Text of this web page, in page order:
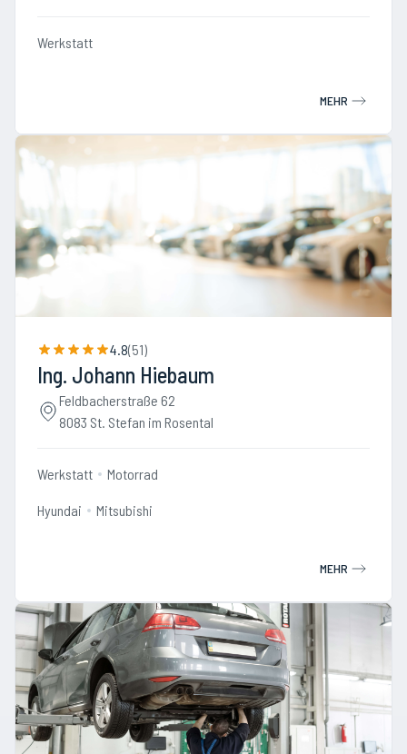
Werkstatt
MEHR
4.8(51)
Ing. Johann Hiebaum
Feldbacherstraße 62
8083 St. Stefan im Rosental
Werkstatt Motorrad
Hyundai Mitsubishi
MEHR